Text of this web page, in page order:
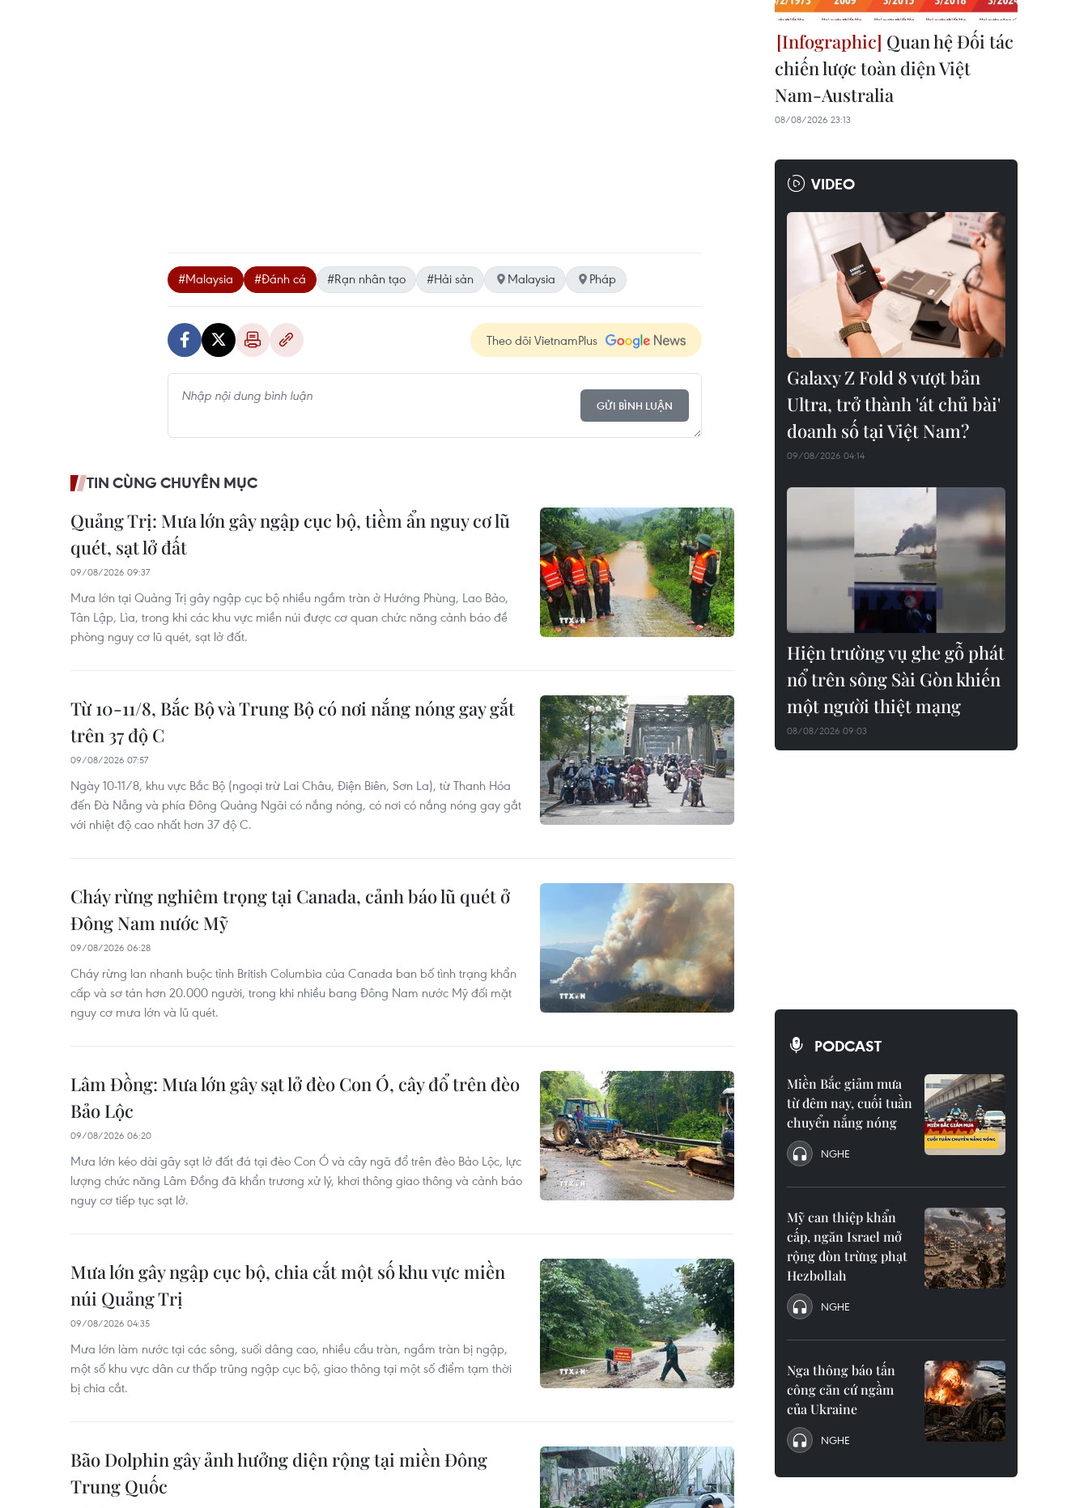
#Malaysia #Đánh cá #Rạn nhân tạo #Hải sản Malaysia Pháp
Theo dõi VietnamPlus
GỬI BÌNH LUẬN
TIN CÙNG CHUYÊN MỤC
Quảng Trị: Mưa lớn gây ngập cục bộ, tiềm ẩn nguy cơ lũ
quét, sạt lở đất
09/08/2026 09:37
Mưa lớn tại Quảng Trị gây ngập cục bộ nhiều ngầm tràn ở Hướng Phùng, Lao Bảo,
Tân Lập, Lìa, trong khi các khu vực miền núi được cơ quan chức năng cảnh báo đề
phòng nguy cơ lũ quét, sạt lở đất.
Từ 10-11/8, Bắc Bộ và Trung Bộ có nơi nắng nóng gay gắt
trên 37 độ C
09/08/2026 07:57
Ngày 10-11/8, khu vực Bắc Bộ (ngoại trừ Lai Châu, Điện Biên, Sơn La), từ Thanh Hóa
đến Đà Nẵng và phía Đông Quảng Ngãi có nắng nóng, có nơi có nắng nóng gay gắt
với nhiệt độ cao nhất hơn 37 độ C.
Cháy rừng nghiêm trọng tại Canada, cảnh báo lũ quét ở
Đông Nam nước Mỹ
09/08/2026 06:28
Cháy rừng lan nhanh buộc tỉnh British Columbia của Canada ban bố tình trạng khẩn
cấp và sơ tán hơn 20.000 người, trong khi nhiều bang Đông Nam nước Mỹ đối mặt
nguy cơ mưa lớn và lũ quét.
Lâm Đồng: Mưa lớn gây sạt lở đèo Con Ó, cây đổ trên đèo
Bảo Lộc
09/08/2026 06:20
Mưa lớn kéo dài gây sạt lở đất đá tại đèo Con Ó và cây ngã đổ trên đèo Bảo Lộc, lực
lượng chức năng Lâm Đồng đã khẩn trương xử lý, khơi thông giao thông và cảnh báo
nguy cơ tiếp tục sạt lở.
Mưa lớn gây ngập cục bộ, chia cắt một số khu vực miền
núi Quảng Trị
09/08/2026 04:35
Mưa lớn làm nước tại các sông, suối dâng cao, nhiều cầu tràn, ngầm tràn bị ngập,
một số khu vực dân cư thấp trũng ngập cục bộ, giao thông tại một số điểm tạm thời
bị chia cắt.
Bão Dolphin gây ảnh hưởng diện rộng tại miền Đông
Trung Quốc
Quan hệ Đối tác
chiến lược toàn diện Việt
Nam-Australia
08/08/2026 23:13
VIDEO
Galaxy Z Fold 8 vượt bản
Ultra, trở thành 'át chủ bài'
doanh số tại Việt Nam?
09/08/2026 04:14
Hiện trường vụ ghe gỗ phát
nổ trên sông Sài Gòn khiến
một người thiệt mạng
08/08/2026 09:03
PODCAST
Miền Bắc giảm mưa
từ đêm nay, cuối tuần
chuyển nắng nóng
NGHE
Mỹ can thiệp khẩn
cấp, ngăn Israel mở
rộng đòn trừng phạt
Hezbollah
NGHE
Nga thông báo tấn
công căn cứ ngầm
của Ukraine
NGHE